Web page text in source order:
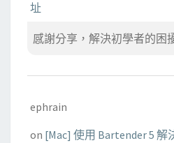
址
感謝分享，解決初學者的困
ephrain
on [Mac] 使用 Bartender 5 解